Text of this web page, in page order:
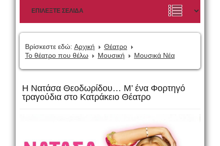
Βρίσκεστε εδώ: Αρχική
Θέατρο
Το θέατρο που θέλω
Μουσική Μουσικά Νέα
Η Νατάσα Θεοδωρίδου… Μ’ ένα Φορτηγό
τραγούδια στο Κατράκειο Θέατρο